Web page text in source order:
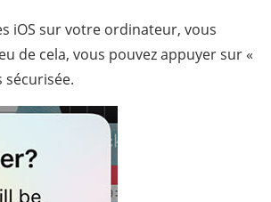
iOS sur votre ordinateur, vous
de cela, vous pouvez appuyer sur «
sécurisée.